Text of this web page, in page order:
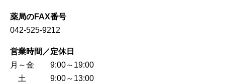
薬局のFAX番号
042-525-9212
営業時間／定休日
月～金 9:00～19:00
土 9:00～13:00